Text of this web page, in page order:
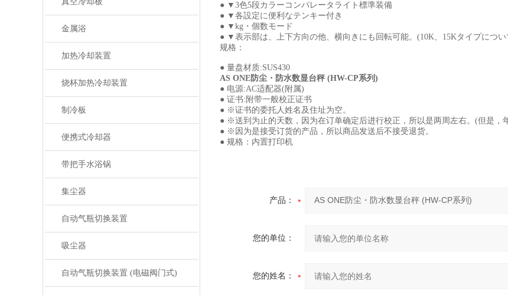
金属浴
加热冷却装置
烧杯加热冷却装置
制冷板
便携式冷却器
带把手水浴锅
集尘器
自动气瓶切换装置
吸尘器
自动气瓶切换装置 (电磁阀门式)
● ▼3色5段カラーコンパレータライト標準装備
● ▼各設定に便利なテンキー付き
● ▼kg・個数モード
● ▼表示部は、上下方向の他、横向きにも回転可能。(10K、15Kタイプについ
规格：
● 量盘材质:SUS430
AS ONE防尘・防水数显台秤 (HW-CP系列)
● 电源:AC适配器(附属)
● 证书:附带一般校正证书
● ※证书的委托人姓名及住址为空。
● ※送到为止的天数，因为在订单确定后进行校正，所以是两周左右。(但是，
● ※因为是接受订货的产品，所以商品发送后不接受退货。
● 规格：内置打印机
产品：
您的单位：
您的姓名：